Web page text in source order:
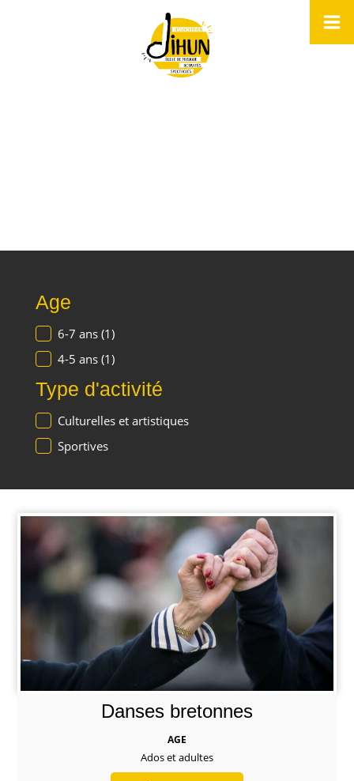
Age
6-7 ans (1)
4-5 ans (1)
Type d'activité
Culturelles et artistiques
Sportives
Danses bretonnes
AGE
Ados et adultes